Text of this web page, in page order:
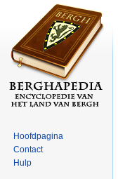
Hoofdpagina
Contact
Hulp